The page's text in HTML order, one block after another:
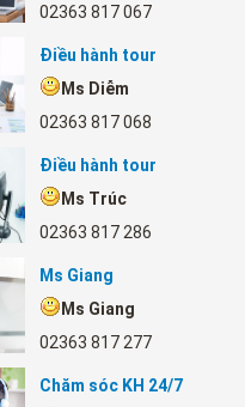
02363 817 067
Điều hành tour
Ms Diễm
02363 817 068
Điều hành tour
Ms Trúc
02363 817 286
Ms Giang
Ms Giang
02363 817 277
Chăm sóc KH 24/7